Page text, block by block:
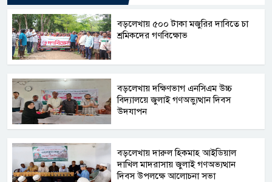
বড়লেখায় ৫০০ টাকা মজুরির দাবিতে চা
শ্রমিকদের গণবিক্ষোভ
বড়লেখায় দক্ষিণভাগ এনসিএম উচ্চ
বিদ্যালয়ে জুলাই গণঅভ্যুত্থান দিবস
উদযাপন
বড়লেখায় দারুল হিকমাহ আইডিয়াল
দাখিল মাদরাসায় জুলাই গণঅভ্যত্থান
দিবস উপলক্ষে আলোচনা সভা